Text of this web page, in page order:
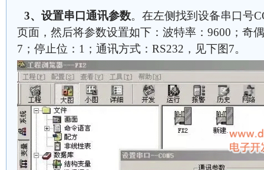
3、设置串口通讯参数。在左侧找到设备串口号
页面，然后将参数设置如下：波特率：9600；奇
7；停止位：1；通讯方式：RS232，见下图7。